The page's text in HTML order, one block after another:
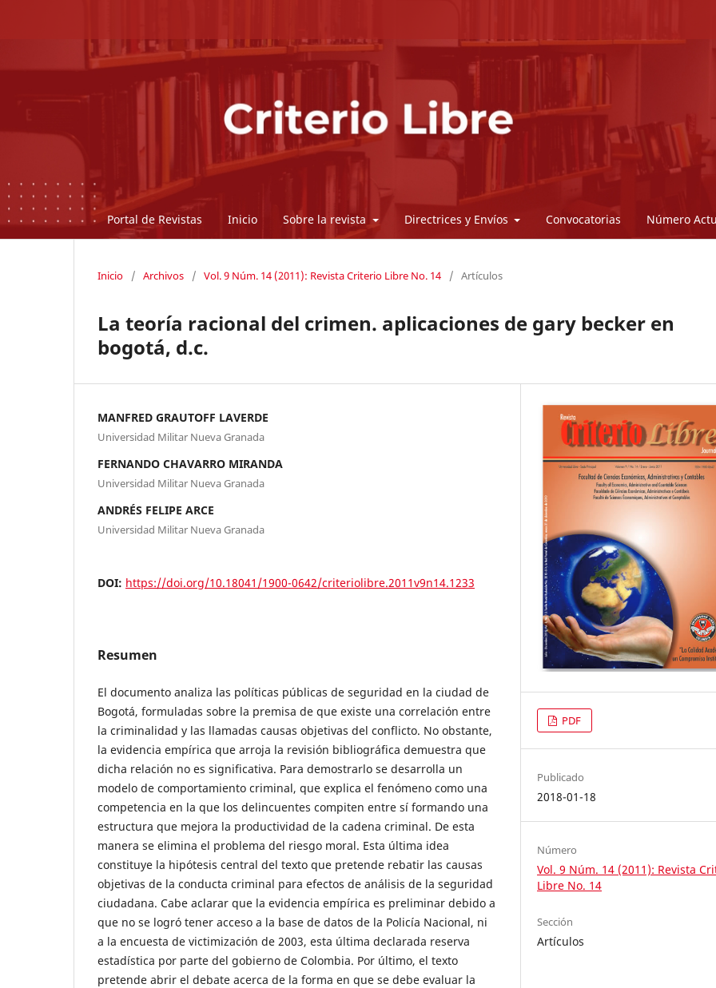
Portal de Revistas Inicio Sobre la revista Directrices y Envíos Convocatorias Número
Inicio / Archivos / Vol. 9 Núm. 14 (2011): Revista Criterio Libre No. 14 / Artículos
La teoría racional del crimen. aplicaciones de gary becker en
bogotá, d.c.
MANFRED GRAUTOFF LAVERDE
Universidad Militar Nueva Granada
FERNANDO CHAVARRO MIRANDA
Universidad Militar Nueva Granada
ANDRÉS FELIPE ARCE
Universidad Militar Nueva Granada
DOI: https://doi.org/10.18041/1900-0642/criteriolibre.2011v9n14.1233
Resumen
El documento analiza las políticas públicas de seguridad en la ciudad de
Bogotá, formuladas sobre la premisa de que existe una correlación entre
la criminalidad y las llamadas causas objetivas del conflicto. No obstante,
la evidencia empírica que arroja la revisión bibliográfica demuestra que
dicha relación no es significativa. Para demostrarlo se desarrolla un
modelo de comportamiento criminal, que explica el fenómeno como una
competencia en la que los delincuentes compiten entre sí formando una
estructura que mejora la productividad de la cadena criminal. De esta
manera se elimina el problema del riesgo moral. Esta última idea
constituye la hipótesis central del texto que pretende rebatir las causas
objetivas de la conducta criminal para efectos de análisis de la seguridad
ciudadana. Cabe aclarar que la evidencia empírica es preliminar debido a
que no se logró tener acceso a la base de datos de la Policía Nacional, ni
a la encuesta de victimización de 2003, esta última declarada reserva
estadística por parte del gobierno de Colombia. Por último, el texto
pretende abrir el debate acerca de la forma en que se debe evaluar la
PDF
Publicado
2018-01-18
Número
Vol. 9 Núm. 14 (2011): Revista
Libre No. 14
Sección
Artículos